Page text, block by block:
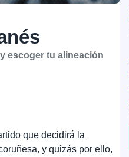
escoger tu alineación
que decidirá la
y quizás por ello,